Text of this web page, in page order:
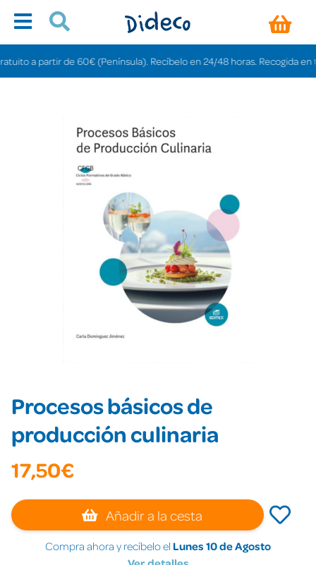
a partir de 60€ (Península). Recíbelo en 24/48 horas. Recogida en
Procesos básicos de
producción culinaria
17,50€
Añadir a la cesta
Compra ahora y recíbelo el Lunes 10 de Agosto